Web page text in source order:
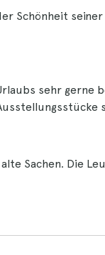
Schönheit
sehr gerne
Sachen. Die